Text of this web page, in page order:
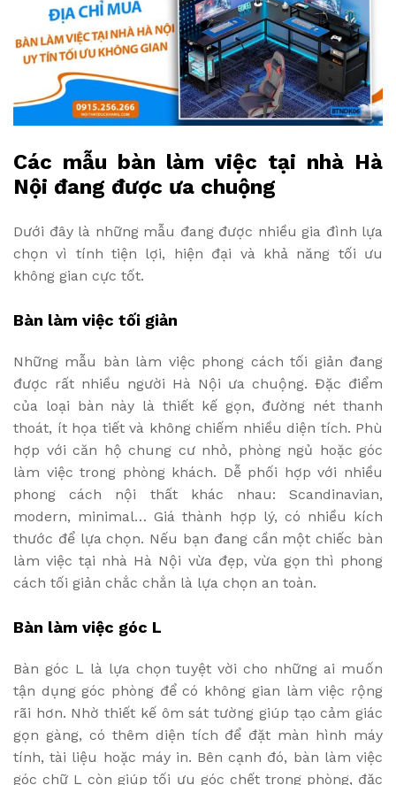
Các mẫu bàn làm việc tại nhà Hà
Nội đang được ưa chuộng
Dưới đây là những mẫu đang được nhiều gia đình lựa
chọn vì tính tiện lợi, hiện đại và khả năng tối ưu
không gian cực tốt.
Bàn làm việc tối giản
Những mẫu bàn làm việc phong cách tối giản đang
được rất nhiều người Hà Nội ưa chuộng. Đặc điểm
của loại bàn này là thiết kế gọn, đường nét thanh
thoát, ít họa tiết và không chiếm nhiều diện tích. Phù
hợp với căn hộ chung cư nhỏ, phòng ngủ hoặc góc
làm việc trong phòng khách. Dễ phối hợp với nhiều
phong cách nội thất khác nhau: Scandinavian,
modern, minimal… Giá thành hợp lý, có nhiều kích
thước để lựa chọn. Nếu bạn đang cần một chiếc bàn
làm việc tại nhà Hà Nội vừa đẹp, vừa gọn thì phong
cách tối giản chắc chắn là lựa chọn an toàn.
Bàn làm việc góc L
Bàn góc L là lựa chọn tuyệt vời cho những ai muốn
tận dụng góc phòng để có không gian làm việc rộng
rãi hơn. Nhờ thiết kế ôm sát tường giúp tạo cảm giác
gọn gàng, có thêm diện tích để đặt màn hình máy
tính, tài liệu hoặc máy in. Bên cạnh đó, bàn làm việc
góc chữ L còn giúp tối ưu góc chết trong phòng, đặc